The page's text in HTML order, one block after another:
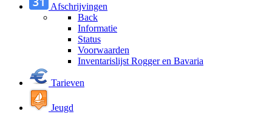
Afschrijvingen
Back
Informatie
Status
Voorwaarden
Inventarislijst Rogger en Bavaria
Tarieven
Jeugd